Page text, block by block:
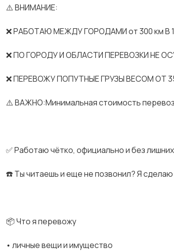
⚠️ ВНИМАНИЕ:
❌ РАБОТАЮ МЕЖДУ ГОРОДАМИ от 300 км В
❌ ПО ГОРОДУ И ОБЛАСТИ ПЕРЕВОЗКИ НЕ
❌ ПЕРЕВОЖУ ПОПУТНЫЕ ГРУЗЫ ВЕСОМ ОТ
⚠️ ВАЖНО:Минимальная стоимость
✅ Работаю чётко, официально и без
☎️ Ты читаешь и еще не позвонил? Я сделаю
📦 Что я перевожу
• личные вещи и имущество